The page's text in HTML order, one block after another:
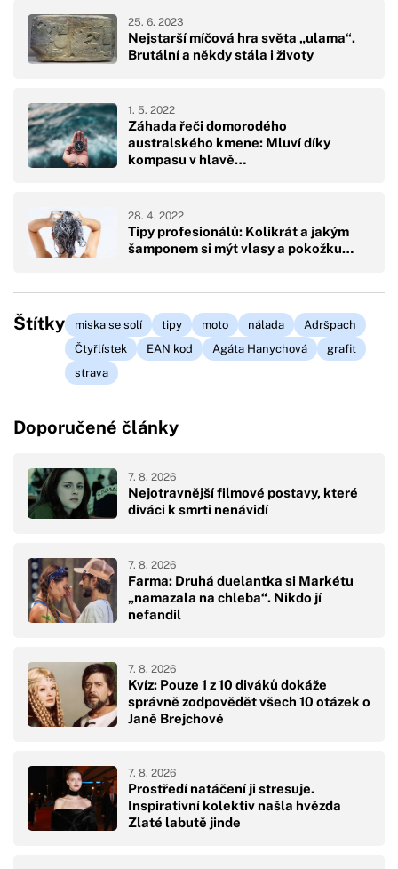
Nejstarší míčová hra světa „ulama“.
Brutální a někdy stála i životy
25. 6. 2023
Záhada řeči domorodého
australského kmene: Mluví díky
kompasu v hlavě…
1. 5. 2022
Tipy profesionálů: Kolikrát a jakým
šamponem si mýt vlasy a pokožku…
28. 4. 2022
Štítky miska se solí tipy moto nálada
Adršpach
Čtyřlístek
EAN kod Agáta Hanychová
grafit
strava
Doporučené články
Nejotravnější filmové postavy, které
diváci k smrti nenávidí
7. 8. 2026
Farma: Druhá duelantka si Markétu
„namazala na chleba“. Nikdo jí
nefandil
7. 8. 2026
Kvíz: Pouze 1 z 10 diváků dokáže
správně zodpovědět všech 10 otázek o
Janě Brejchové
7. 8. 2026
Prostředí natáčení ji stresuje.
Inspirativní kolektiv našla hvězda
Zlaté labutě jinde
7. 8. 2026